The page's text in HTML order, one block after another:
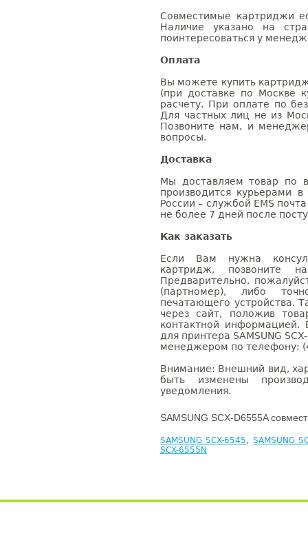
Совместимые картриджи
Наличие указано на
поинтересоваться у
Оплата
Вы можете купить
(при доставке по Москве
расчету. При оплате по
Для частных лиц не из
Позвоните нам, и
вопросы.
Доставка
Мы доставляем товар по
производится курьерами
России – службой EMS
не более 7 дней после
Как заказать
Если Вам нужна
картридж, позвоните
Предварительно,
(партномер), либо
печатающего устройства.
через сайт, положив
контактной информацией.
для принтера SAMSUNG
менеджером по телефону:
Внимание: Внешний вид,
быть изменены
уведомления.
SAMSUNG SCX-D6555A
SAMSUNG SCX-6545, SAMSUNG
SCX-6555N